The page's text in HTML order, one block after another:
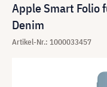
Apple Smart Folio
Denim
Artikel-Nr.: 1000033457